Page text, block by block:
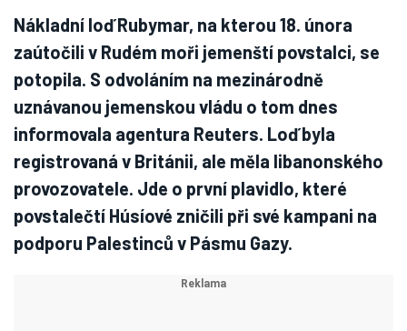
Nákladní loď Rubymar, na kterou 18. února
zaútočili v Rudém moři jemenští povstalci, se
potopila. S odvoláním na mezinárodně
uznávanou jemenskou vládu o tom dnes
informovala agentura Reuters. Loď byla
registrovaná v Británii, ale měla libanonského
provozovatele. Jde o první plavidlo, které
povstalečtí Húsíové zničili při své kampani na
podporu Palestinců v Pásmu Gazy.